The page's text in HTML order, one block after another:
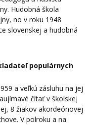
Hudobná škola
no v roku 1948
slovenskej a hudobná
populárnych
a veľkú zásluhu na jej
čítať v školskej
8 žiakov akordeónovej
V polroku a na